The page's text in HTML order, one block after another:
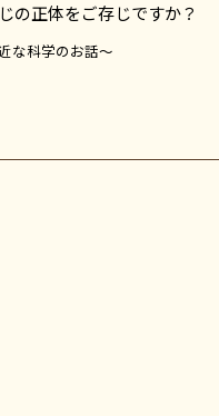
の正体をご存じですか？
な科学のお話～